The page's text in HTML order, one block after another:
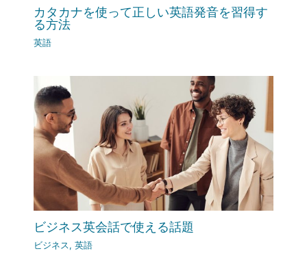
カタカナを使って正しい英語発音を習得す
る方法
英語
ビジネス英会話で使える話題
ビジネス ,英語